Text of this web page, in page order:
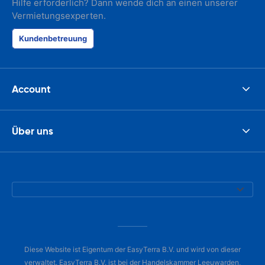
Hilfe erforderlich? Dann wende dich an einen unserer
Vermietungsexperten.
Kundenbetreuung
Account
Über uns
Diese Website ist Eigentum der EasyTerra B.V. und wird von dieser
verwaltet. EasyTerra B.V. ist bei der Handelskammer Leeuwarden,